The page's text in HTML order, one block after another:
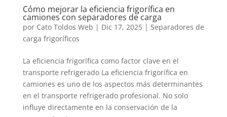
Cómo mejorar la eficiencia frigorífica en
camiones con separadores de carga
por Cato Toldos Web | Dic 17, 2025| Separadores de
carga frigoríficos
La eficiencia frigorífica como factor clave en el
transporte refrigerado La eficiencia frigorífica en
camiones es uno de los aspectos más determinantes
en el transporte refrigerado profesional. No solo
influye directamente en la conservación de la